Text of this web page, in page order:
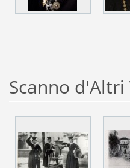
Scanno d'Altri